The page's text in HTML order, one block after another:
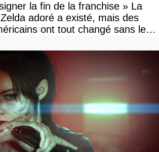
la fin de la franchise » La
adoré a existé, mais des
ont tout changé sans le